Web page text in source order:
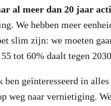
al meer dan 20 jaar
We hebben meer
slim zijn: we moeten
tot 60% daalt tegen
geïnteresseerd in alles
weg naar vernietiging.